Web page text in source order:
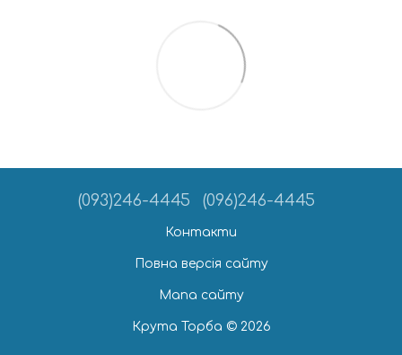
(093)246-4445 (096)246-4445
Контакти
Повна версія сайту
Мапа сайту
Крута Торба © 2026